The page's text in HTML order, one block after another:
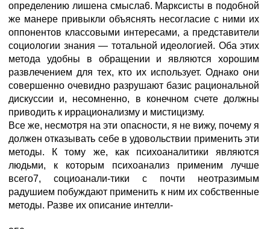
определению лишена смысла6. Марксисты в подобной
же манере привыкли объяснять несогласие с ними их
оппонентов классовыми интересами, а представители
социологии знания — тотальной идеологией. Оба этих
метода удобны в обращении и являются хорошим
развлечением для тех, кто их использует. Однако они
совершенно очевидно разрушают базис рациональной
дискуссии и, несомненно, в конечном счете должны
приводить к иррационализму и мистицизму.
Все же, несмотря на эти опасности, я не вижу, почему я
должен отказывать себе в удовольствии применить эти
методы. К тому же, как психоаналитики являются
людьми, к которым психоанализ применим лучше
всего7, социоанали-тики с почти неотразимым
радушием побуждают применить к ним их собственные
методы. Разве их описание интелли-